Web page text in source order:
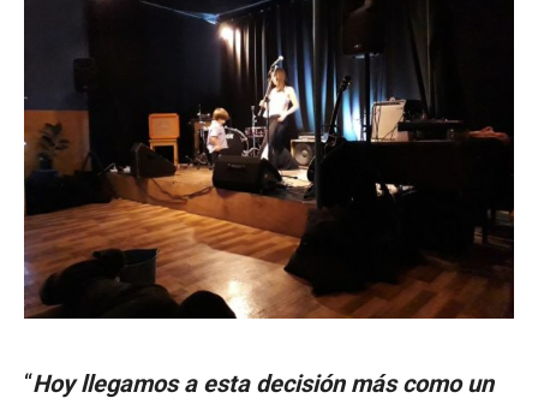
“Hoy llegamos a esta decisión más como un